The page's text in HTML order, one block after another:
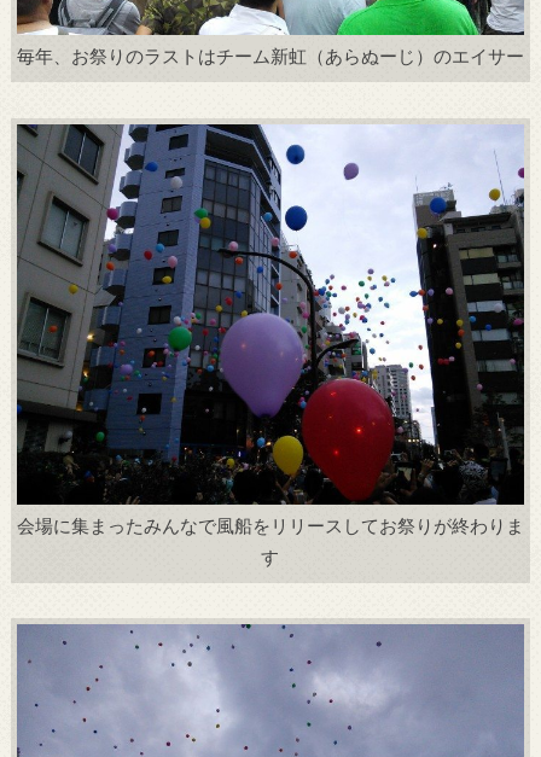
毎年、お祭りのラストはチーム新虹（あらぬーじ）のエイサー
会場に集まったみんなで風船をリリースしてお祭りが終わりま
す